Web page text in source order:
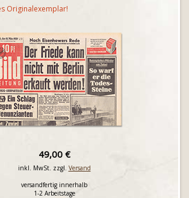
Originalexemplar!
49,00 €
inkl. MwSt. zzgl. Versand
versandfertig innerhalb
1-2 Arbeitstage